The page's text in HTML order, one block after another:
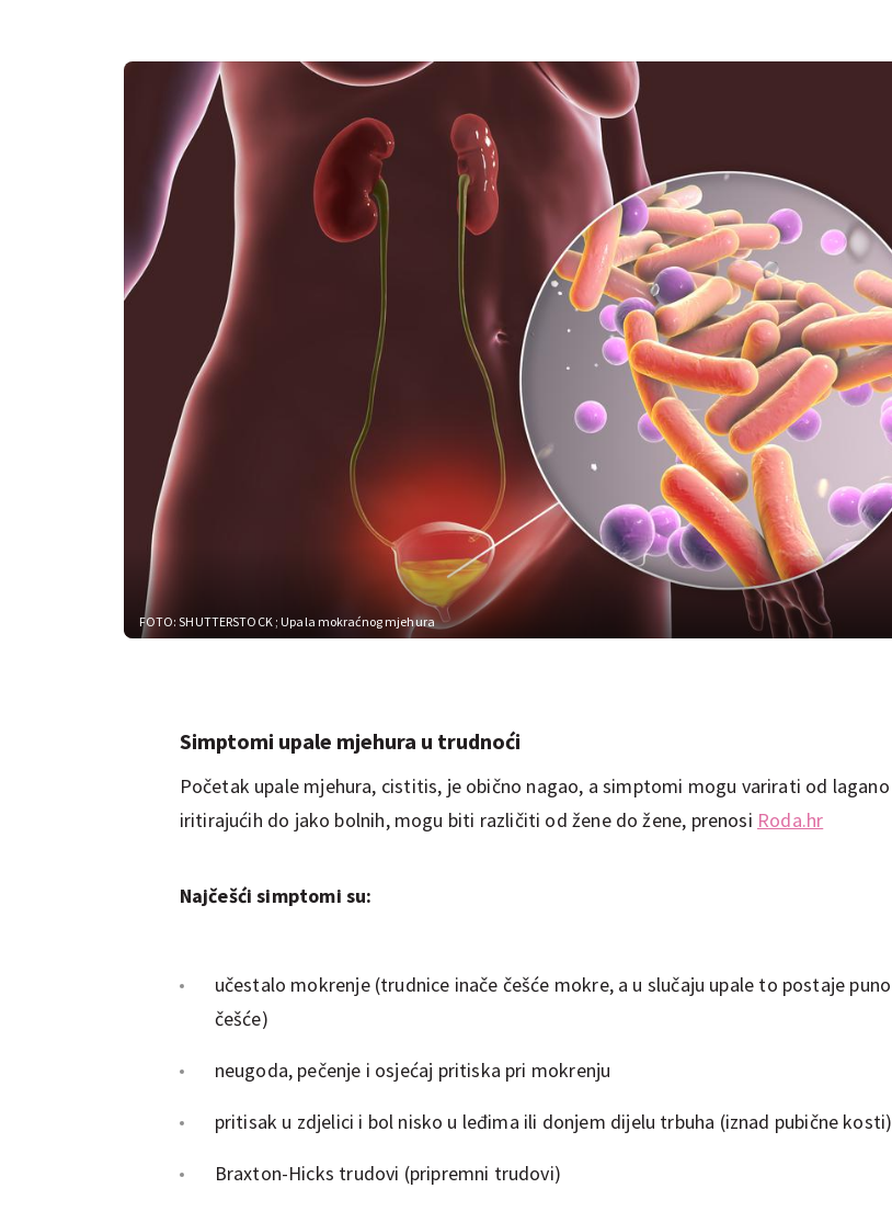
FOTO: SHUTTERSTOCK; Upala mokraćnog mjehura
Simptomi upale mjehura u trudnoći
Početak upale mjehura, cistitis, je obično nagao, a simptomi mogu varirati od lagano
iritirajućih do jako bolnih, mogu biti različiti od žene do žene, prenosi Roda.hr
Najčešći simptomi su:
učestalo mokrenje (trudnice inače češće mokre, a u slučaju upale to postaje puno
češće)
neugoda, pečenje i osjećaj pritiska pri mokrenju
pritisak u zdjelici i bol nisko u leđima ili donjem dijelu trbuha (iznad pubične kosti)
Braxton-Hicks trudovi (pripremni trudovi)